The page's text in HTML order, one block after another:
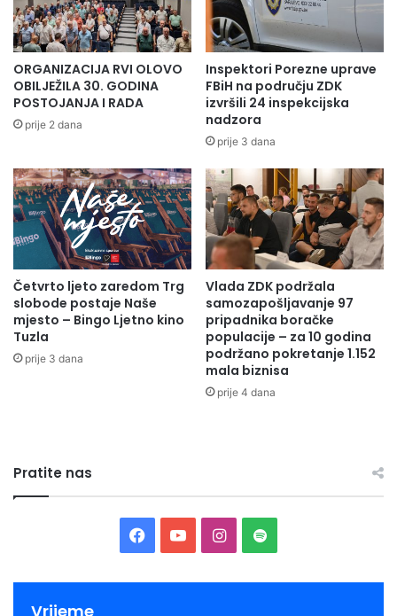
Više informacija o kreditnim proizvodima Mikrofina svi
zainteresovani stanovnici Olova mogu da dobiju naadresi
Branilaca br. 2 (Zanatski centar) ili pozivom na broj
032/825-120.
Kreditno osoblje će biti na raspolaganju svakog radnog
dana od 08.00 do 16.00 sati.
ORGANIZACIJA RVI OLOVO
OBILJEŽILA 30. GODINA
POSTOJANJA I RADA
prije 2 dana
Inspektori Porezne uprave
FBiH na području ZDK
izvršili 24 inspekcijska
nadzora
prije 3 dana
Četvrto ljeto zaredom Trg
slobode postaje Naše
mjesto – Bingo Ljetno kino
Tuzla
prije 3 dana
Vlada ZDK podržala
samozapošljavanje 97
pripadnika boračke
populacije – za 10 godina
podržano pokretanje 1.152
mala biznisa
prije 4 dana
Pratite nas
Facebook
YouTubeInstagram
Spotify
Vrijeme